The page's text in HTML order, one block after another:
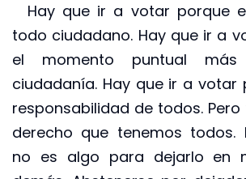
Hay que ir a votar porque
todo ciudadano. Hay que ir a
el momento puntual
ciudadanía. Hay que ir a votar
responsabilidad de todos.
derecho que tenemos todos.
no es algo para dejarlo en